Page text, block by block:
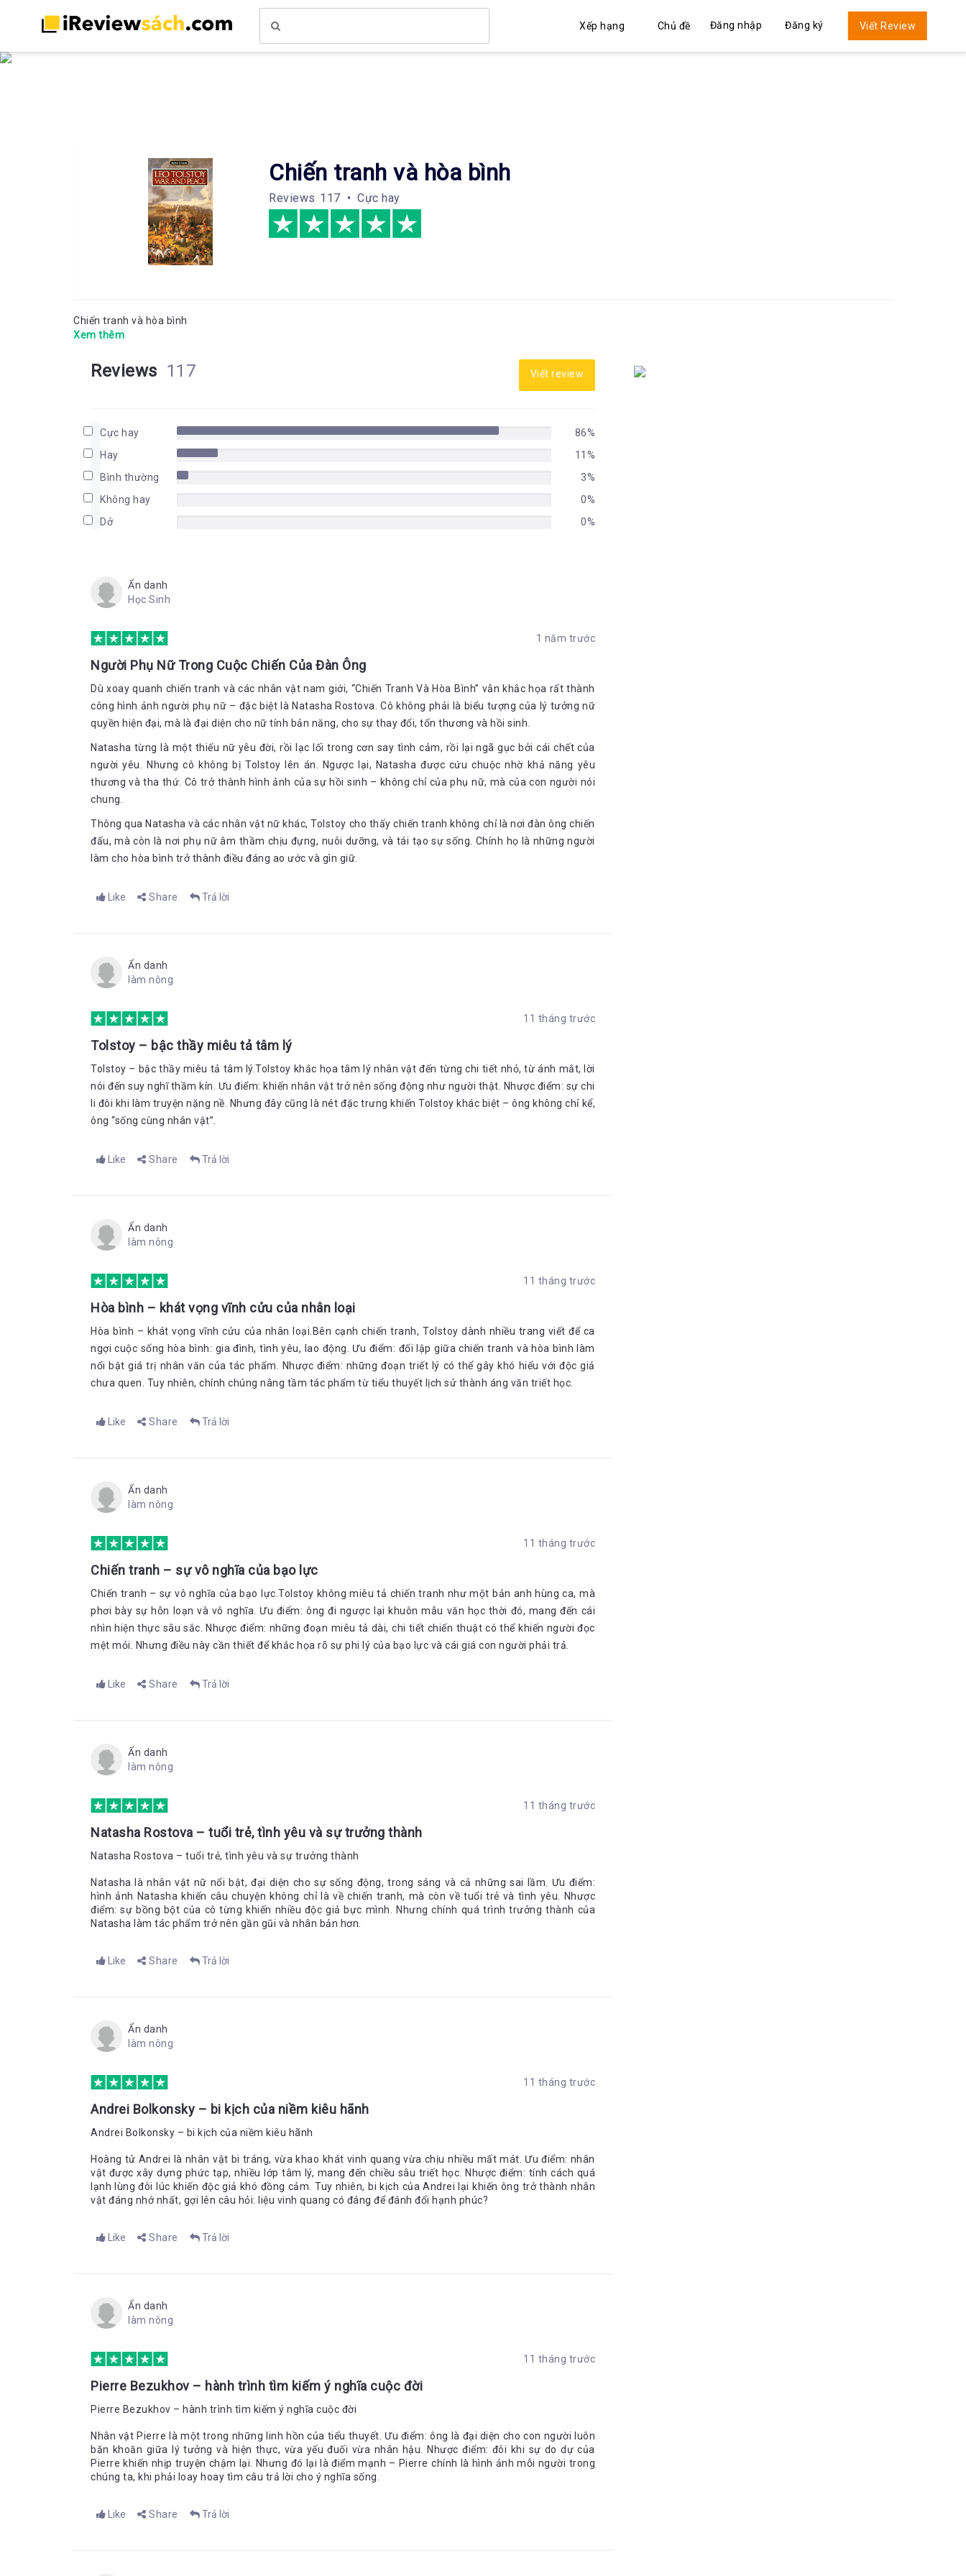
Xếp hạng Chủ đề Đăng nhập Đăng ký Viết Review
Chiến tranh và hòa bình
Reviews 117 • Cực hay
Chiến tranh và hòa bình
Xem thêm
Reviews 117 Viết review
Cực hay
86%
Hay
11%
Bình thường
3%
Không hay
0%
Dở
0%
Ẩn danh
Học Sinh
1 năm trước
Người Phụ Nữ Trong Cuộc Chiến Của Đàn Ông
Dù xoay quanh chiến tranh và các nhân vật nam giới, “Chiến Tranh Và Hòa Bình” vẫn khắc họa rất thành
công hình ảnh người phụ nữ – đặc biệt là Natasha Rostova. Cô không phải là biểu tượng của lý tưởng nữ
quyền hiện đại, mà là đại diện cho nữ tính bản năng, cho sự thay đổi, tổn thương và hồi sinh.
Natasha từng là một thiếu nữ yêu đời, rồi lạc lối trong cơn say tình cảm, rồi lại ngã gục bởi cái chết của
người yêu. Nhưng cô không bị Tolstoy lên án. Ngược lại, Natasha được cứu chuộc nhờ khả năng yêu
thương và tha thứ. Cô trở thành hình ảnh của sự hồi sinh – không chỉ của phụ nữ, mà của con người nói
chung.
Thông qua Natasha và các nhân vật nữ khác, Tolstoy cho thấy chiến tranh không chỉ là nơi đàn ông chiến
đấu, mà còn là nơi phụ nữ âm thầm chịu đựng, nuôi dưỡng, và tái tạo sự sống. Chính họ là những người
làm cho hòa bình trở thành điều đáng ao ước và gìn giữ.
Like Share Trả lời
Ẩn danh
làm nông
11 tháng trước
Tolstoy – bậc thầy miêu tả tâm lý
Tolstoy – bậc thầy miêu tả tâm lý.Tolstoy khắc họa tâm lý nhân vật đến từng chi tiết nhỏ, từ ánh mắt, lời
nói đến suy nghĩ thầm kín. Ưu điểm: khiến nhân vật trở nên sống động như người thật. Nhược điểm: sự chi
li đôi khi làm truyện nặng nề. Nhưng đây cũng là nét đặc trưng khiến Tolstoy khác biệt – ông không chỉ kể,
ông “sống cùng nhân vật”.
Like Share Trả lời
Ẩn danh
làm nông
11 tháng trước
Hòa bình – khát vọng vĩnh cửu của nhân loại
Hòa bình – khát vọng vĩnh cửu của nhân loại.Bên cạnh chiến tranh, Tolstoy dành nhiều trang viết để ca
ngợi cuộc sống hòa bình: gia đình, tình yêu, lao động. Ưu điểm: đối lập giữa chiến tranh và hòa bình làm
nổi bật giá trị nhân văn của tác phẩm. Nhược điểm: những đoạn triết lý có thể gây khó hiểu với độc giả
chưa quen. Tuy nhiên, chính chúng nâng tầm tác phẩm từ tiểu thuyết lịch sử thành áng văn triết học.
Like Share Trả lời
Ẩn danh
làm nông
11 tháng trước
Chiến tranh – sự vô nghĩa của bạo lực
Chiến tranh – sự vô nghĩa của bạo lực.Tolstoy không miêu tả chiến tranh như một bản anh hùng ca, mà
phơi bày sự hỗn loạn và vô nghĩa. Ưu điểm: ông đi ngược lại khuôn mẫu văn học thời đó, mang đến cái
nhìn hiện thực sâu sắc. Nhược điểm: những đoạn miêu tả dài, chi tiết chiến thuật có thể khiến người đọc
mệt mỏi. Nhưng điều này cần thiết để khắc họa rõ sự phi lý của bạo lực và cái giá con người phải trả.
Like Share Trả lời
Ẩn danh
làm nông
11 tháng trước
Natasha Rostova – tuổi trẻ, tình yêu và sự trưởng thành
Natasha Rostova – tuổi trẻ, tình yêu và sự trưởng thành
Natasha là nhân vật nữ nổi bật, đại diện cho sự sống động, trong sáng và cả những sai lầm. Ưu điểm:
hình ảnh Natasha khiến câu chuyện không chỉ là về chiến tranh, mà còn về tuổi trẻ và tình yêu. Nhược
điểm: sự bồng bột của cô từng khiến nhiều độc giả bực mình. Nhưng chính quá trình trưởng thành của
Natasha làm tác phẩm trở nên gần gũi và nhân bản hơn.
Like Share Trả lời
Ẩn danh
làm nông
11 tháng trước
Andrei Bolkonsky – bi kịch của niềm kiêu hãnh
Andrei Bolkonsky – bi kịch của niềm kiêu hãnh
Hoàng tử Andrei là nhân vật bi tráng, vừa khao khát vinh quang vừa chịu nhiều mất mát. Ưu điểm: nhân
vật được xây dựng phức tạp, nhiều lớp tâm lý, mang đến chiều sâu triết học. Nhược điểm: tính cách quá
lạnh lùng đôi lúc khiến độc giả khó đồng cảm. Tuy nhiên, bi kịch của Andrei lại khiến ông trở thành nhân
vật đáng nhớ nhất, gợi lên câu hỏi: liệu vinh quang có đáng để đánh đổi hạnh phúc?
Like Share Trả lời
Ẩn danh
làm nông
11 tháng trước
Pierre Bezukhov – hành trình tìm kiếm ý nghĩa cuộc đời
Pierre Bezukhov – hành trình tìm kiếm ý nghĩa cuộc đời
Nhân vật Pierre là một trong những linh hồn của tiểu thuyết. Ưu điểm: ông là đại diện cho con người luôn
băn khoăn giữa lý tưởng và hiện thực, vừa yếu đuối vừa nhân hậu. Nhược điểm: đôi khi sự do dự của
Pierre khiến nhịp truyện chậm lại. Nhưng đó lại là điểm mạnh – Pierre chính là hình ảnh mỗi người trong
chúng ta, khi phải loay hoay tìm câu trả lời cho ý nghĩa sống.
Like Share Trả lời